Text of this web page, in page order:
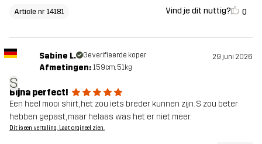
Article nr 14181 Vind je dit nuttig? 0
S
Sabine L. Geverifieerde koper 29 juni 2026
Afmetingen: 159cm, 51kg
Bijna perfect!
Een heel mooi shirt, het zou iets breder kunnen zijn. S zou beter
hebben gepast, maar helaas was het er niet meer.
Dit is een vertaling. Laat orgineel zien.